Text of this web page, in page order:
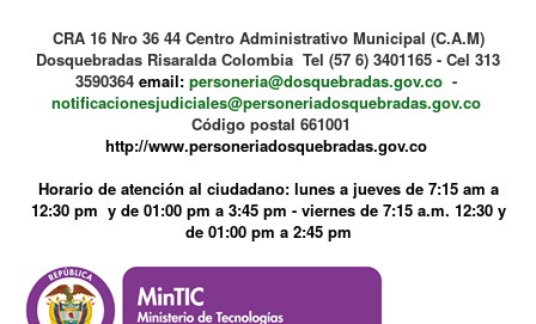
CRA 16 Nro 36 44 Centro Administrativo Municipal (C.A.M)
Dosquebradas Risaralda Colombia Tel (57 6) 3401165 - Cel 313
3590364 email: personeria@dosquebradas.gov.co-
notificacionesjudiciales@personeriadosquebradas.gov.co
Código postal 661001
http://www.personeriadosquebradas.gov.co
Horario de atención al ciudadano: lunes a jueves de 7:15 am a
12:30 pm y de 01:00 pm a 3:45 pm - viernes de 7:15 a.m. 12:30 y
de 01:00 pm a 2:45 pm